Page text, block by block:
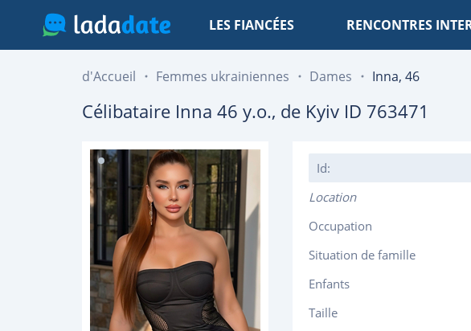
LES FIANCÉES RENCONTRES
d'Accueil Femmes ukrainiennes Dames Inna, 46
Célibataire Inna 46 y.o., de Kyiv ID 763471
Id:
Location
Occupation
Situation de famille
Enfants
Taille